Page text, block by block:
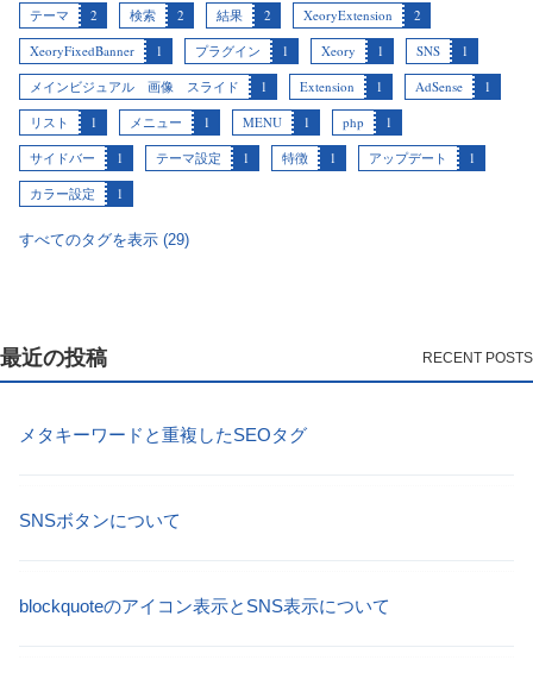
テーマ 2 検索 2 結果 2 XeoryExtension
2
XeoryFixedBanner
1 プラグイン 1 Xeory 1 SNS
1
メインビジュアル 画像 スライド
1 Extension 1 AdSense
1
リスト
1 メニュー 1 MENU 1 php
1
サイドバー
1 テーマ設定 1 特徴 1 アップデート
1
カラー設定
1
すべてのタグを表示 (29)
最近の投稿
メタキーワードと重複したSEOタグ
SNSボタンについて
blockquoteのアイコン表示とSNS表示について